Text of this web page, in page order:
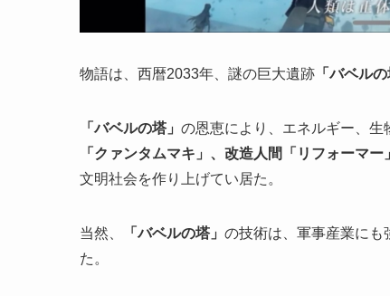
物語は、西暦2033年、謎の巨大遺跡 「バベルの
「バベルの塔」 の恩恵により、エネルギー、生
「クァンタムマキ」、改造人間「リフォーマー」
文明社会を作り上げてい居た。
当然、 「バベルの塔」 の技術は、軍事産業にも
た。